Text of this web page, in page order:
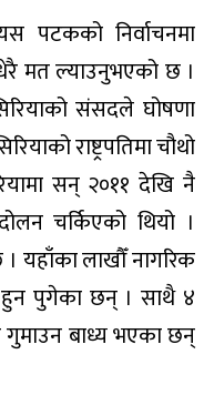
पटकको निर्वाचनमा
धेरै मत ल्याउनुभएको छ ।
संसदले घोषणा
राष्ट्रपतिमा चौथो
सन् २०११ देखि नै
चर्किएको थियो ।
यहाँका लाखौँ नागरिक
हुन पुगेका छन् । साथै ४
गुमाउन बाध्य भएका छन्